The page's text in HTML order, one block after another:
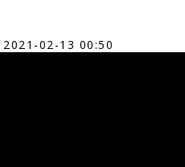
2021-02-13 00:50